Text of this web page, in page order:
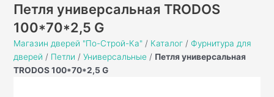
Петля универсальная TRODOS
100*70*2,5 G
Магазин дверей "По-Строй-Ка"/ Каталог/ Фурнитура для
дверей / Петли / Универсальные / Петля универсальная
TRODOS 100*70*2,5 G